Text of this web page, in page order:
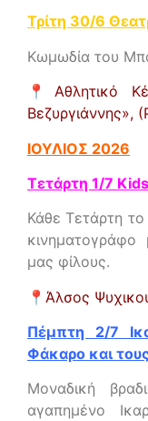
Τρίτη 30/6
Κωμωδία του
📍Αθλητικό
Βεζυργιάννης»,
ΙΟΥΛΙΟΣ 2026
Τετάρτη 1/7
Κάθε Τετάρτη το
μας φίλους.
📍 Άλσος
Πέμπτη 2/7
Φάκαρο και
Μοναδική
αγαπημένο